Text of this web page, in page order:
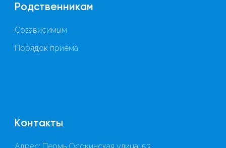
Родственникам
Созависимым
Порядок приема
Контакты